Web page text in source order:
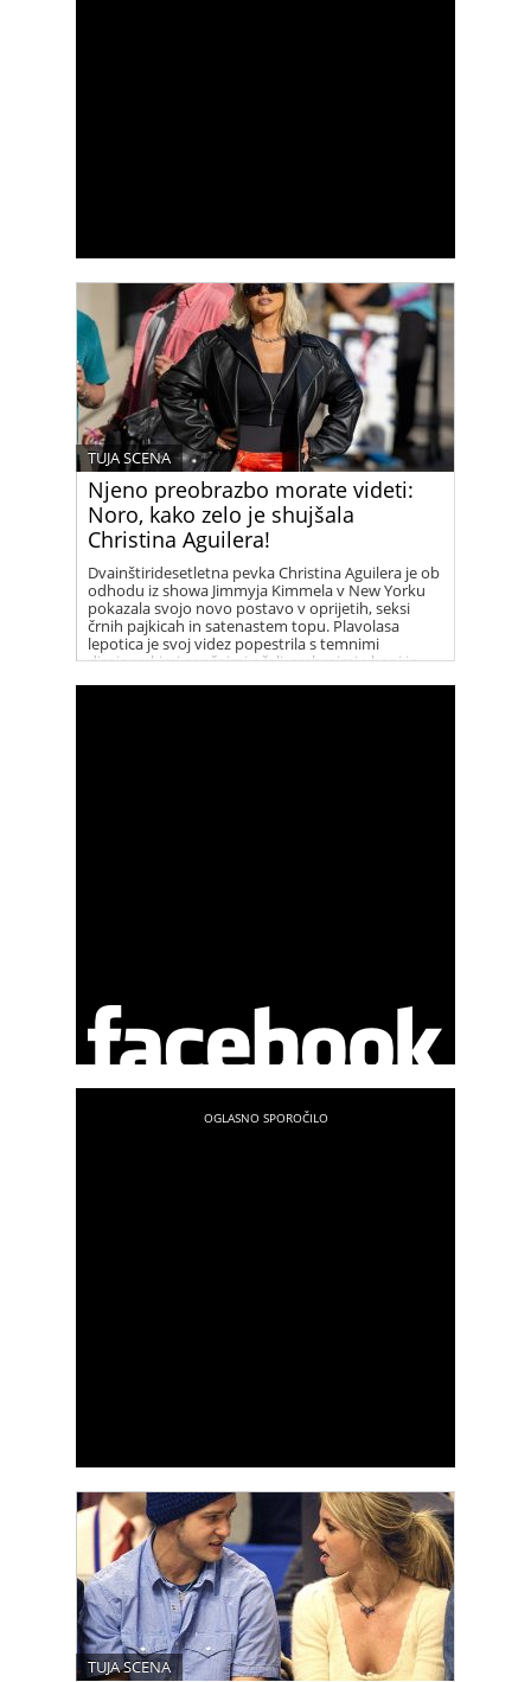
Njeno preobrazbo morate videti:
Noro, kako zelo je shujšala
Christina Aguilera!
TUJA SCENA
Dvainštiridesetletna pevka Christina Aguilera je ob
odhodu iz showa Jimmyja Kimmela v New Yorku
pokazala svojo novo postavo v oprijetih, seksi
črnih pajkicah in satenastem topu. Plavolasa
lepotica je svoj videz popestrila s temnimi
dizajnerskimi sončnimi očali, srebrnimi uhani in
TUJA SCENA